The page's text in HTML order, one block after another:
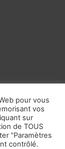
pour vous
vos
sur
de TOUS
"Paramètres
contrôlé.